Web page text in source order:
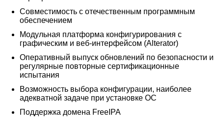
Совместимость с отечественным программным
обеспечением
Модульная платформа конфигурирования с
графическим и веб-интерфейсом (Alterator)
Оперативный выпуск обновлений по безопасности и
регулярные повторные сертификационные
испытания
Возможность выбора конфигурации, наиболее
адекватной задаче при установке ОС
Поддержка домена FreeIPA